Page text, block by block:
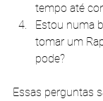
tempo até
Estou numa
tomar um
pode?
Essas perguntas